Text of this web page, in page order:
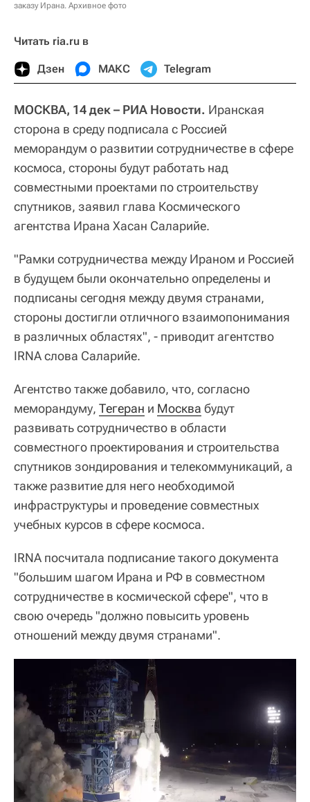
заказу Ирана. Архивное фото
Читать ria.ru в
Дзен МАКС Telegram
МОСКВА, 14 дек – РИА Новости. Иранская
сторона в среду подписала с Россией
меморандум о развитии сотрудничестве в сфере
космоса, стороны будут работать над
совместными проектами по строительству
спутников, заявил глава Космического
агентства Ирана Хасан Саларийе.
"Рамки сотрудничества между Ираном и Россией
в будущем были окончательно определены и
подписаны сегодня между двумя странами,
стороны достигли отличного взаимопонимания
в различных областях", - приводит агентство
IRNA слова Саларийе.
Агентство также добавило, что, согласно
меморандуму, Тегеран и Москва будут
развивать сотрудничество в области
совместного проектирования и строительства
спутников зондирования и телекоммуникаций, а
также развитие для него необходимой
инфраструктуры и проведение совместных
учебных курсов в сфере космоса.
IRNA посчитала подписание такого документа
"большим шагом Ирана и РФ в совместном
сотрудничестве в космической сфере", что в
свою очередь "должно повысить уровень
отношений между двумя странами".